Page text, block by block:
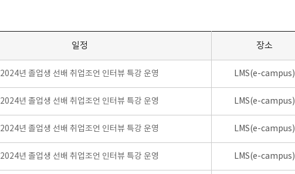
일정 장소
2024년 졸업생 선배 취업조언 인터뷰 특강 운영 LMS(e-campus)
2024년 졸업생 선배 취업조언 인터뷰 특강 운영 LMS(e-campus)
2024년 졸업생 선배 취업조언 인터뷰 특강 운영 LMS(e-campus)
2024년 졸업생 선배 취업조언 인터뷰 특강 운영 LMS(e-campus)